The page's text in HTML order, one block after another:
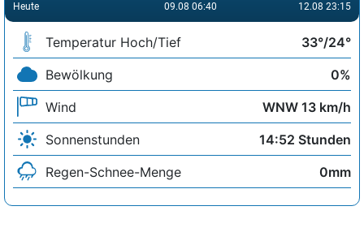
Heute
09.08 06:40
12.08 23:15
Temperatur Hoch/Tief
33°/24°
Bewölkung
0%
Wind
WNW 13 km/h
Sonnenstunden
14:52 Stunden
Regen-Schnee-Menge
0mm